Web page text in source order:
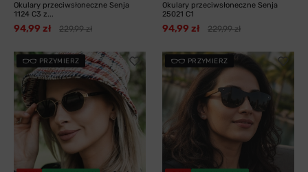
Okulary przeciwsłoneczne Senja
1124 C3 z...
94,99 zł 229,99 zł
Okulary przeciwsłoneczne Senja
25021 C1
94,99 zł 229,99 zł
PRZYMIERZ PRZYMIERZ